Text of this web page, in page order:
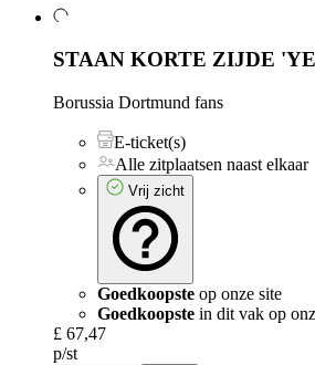
STAAN KORTE ZIJDE
Borussia Dortmund fans
E-ticket(s)
Alle zitplaatsen naast elkaar
Vrij zicht
Goedkoopste op onze site
Goedkoopste in dit vak op
£ 67,47
p/st